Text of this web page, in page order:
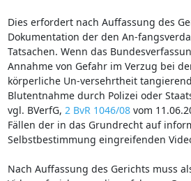
Dies erfordert nach Auffassung des
Dokumentation der den An-
Tatsachen. Wenn das
Annahme von Gefahr im Verzug bei
körperliche Un-versehrtheit
Blutentnahme durch Polizei oder
vgl. BVerfG, 2 BvR 1046/08vom
Fällen der in das Grundrecht auf
Selbstbestimmung eingreifenden
Nach Auffassung des Gerichts muss